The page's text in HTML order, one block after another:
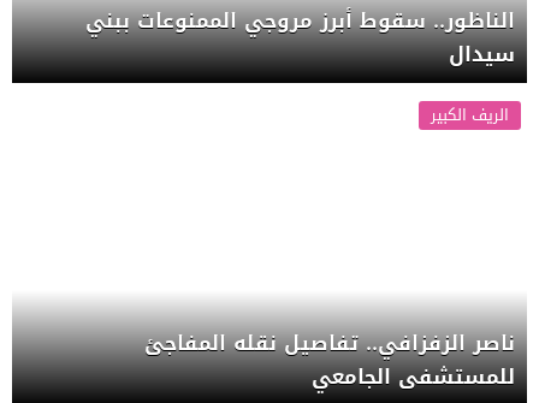
الناظور.. سقوط أبرز مروجي الممنوعات ببني
سيدال
الريف الكبير
ناصر الزفزافي.. تفاصيل نقله المفاجئ
للمستشفى الجامعي